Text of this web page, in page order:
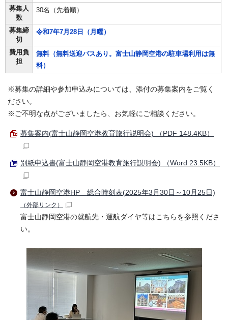
募集人
数
30名（先着順）
募集締
切
令和7年7月28日（月曜）
費用負
担
無料（無料送迎バスあり。富士山静岡空港の駐車場利用は無
料）
※募集の詳細や参加申込みについては、添付の募集案内をご覧く
ださい。
※ご不明な点がございましたら、お気軽にご相談ください。
募集案内(富士山静岡空港教育旅行説明会) （PDF 148.4KB）
別紙申込書(富士山静岡空港教育旅行説明会) （Word 23.5KB）
富士山静岡空港HP 総合時刻表(2025年3月30日～10月25日)
（外部リンク）
富士山静岡空港の就航先・運航ダイヤ等はこちらを参照くださ
い。